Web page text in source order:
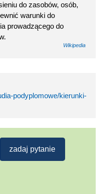
do zasobów, osób,
warunki do
prowadzącego do
Wikipedia
podyplomowe/kierunki-
zadaj pytanie